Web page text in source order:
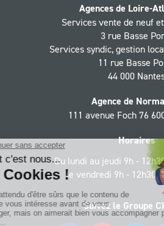
Agences de Loire-
Services vente de neuf
3 rue Basse
Services syndic, gestion
11 rue Basse
44 000
Agence de
111 avenue Foch 76
Horaires
Du lundi au jeudi 9h -
le vendredi 9h - 12h30,
Suivez le Groupe